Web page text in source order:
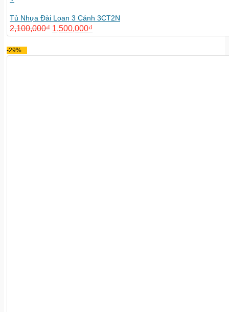
Tủ Nhựa Đài Loan 3 Cánh 3CT2N
2,100,000₫ 1,500,000₫
-29%